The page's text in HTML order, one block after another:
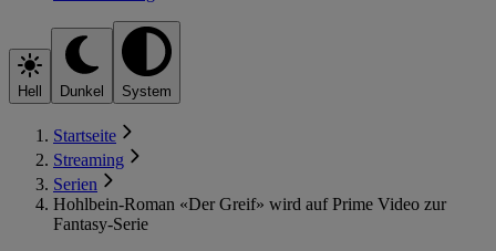
Hell Dunkel System
Startseite
Streaming
Serien
Hohlbein-Roman «Der Greif» wird auf Prime Video zur
Fantasy-Serie